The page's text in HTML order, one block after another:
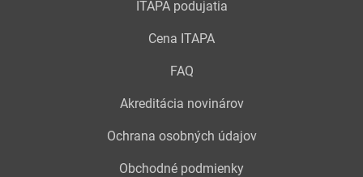
ITAPA podujatia
Cena ITAPA
FAQ
Akreditácia novinárov
Ochrana osobných údajov
Obchodné podmienky